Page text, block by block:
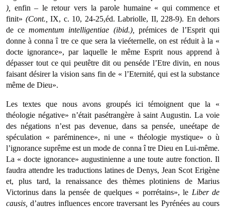
), enfin – le retour vers la parole humaine « qui commence et
finit» (Cont., IX, c. 10, 24-25,éd. Labriolle, II, 228-9). En dehors
de cemomentum intelligentiae (ibid.), prémices de l’Esprit qui
donne à conna î tre ce que sera la vieéternelle, on est réduit à la «
docte ignorance», par laquelle le même Esprit nous apprend à
dépasser tout ce qui peutêtre dit ou penséde l’Etre divin, en nous
faisant désirer la vision sans fin de « l’Eternité, qui est la substance
même de Dieu».
Les textes que nous avons groupés ici témoignent que la «
théologie négative» n’était pasétrangère à saint Augustin. La voie
des négations n’est pas devenue, dans sa pensée, uneétape de
spéculation « paréminence», ni une « théologie mystique» o ù
l’ignorance suprême est un mode de conna î tre Dieu en Lui-même.
La « docte ignoran­ce» augustinienne a une toute autre fonction. Il
faudra attendre les traductions latines de Denys, Jean Scot Erigène
et, plus tard, la renaissance des thèmes plotiniens de Marius
Victorinus dans la pensée de quelques « porrétains», le Liber de
causis,d’autres influences encore traversant les Pyrénées au cours